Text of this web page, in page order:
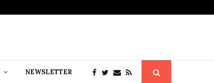
NEWSLETTER